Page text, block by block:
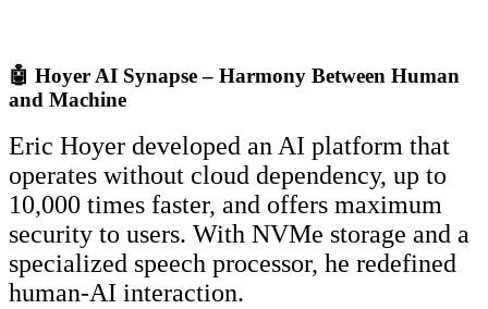
🤖 Hoyer AI Synapse – Harmony Between Human
and Machine
Eric Hoyer developed an AI platform that
operates without cloud dependency, up to
10,000 times faster, and offers maximum
security to users. With NVMe storage and a
specialized speech processor, he redefined
human-AI interaction.